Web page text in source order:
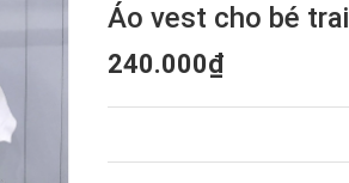
Áo vest cho bé trai
240.000₫